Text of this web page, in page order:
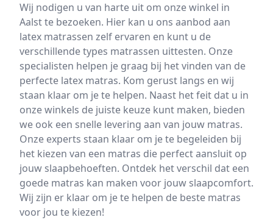
Wij nodigen u van harte uit om onze winkel in
Aalst te bezoeken. Hier kan u ons aanbod aan
latex matrassen zelf ervaren en kunt u de
verschillende types matrassen uittesten. Onze
specialisten helpen je graag bij het vinden van de
perfecte latex matras. Kom gerust langs en wij
staan klaar om je te helpen. Naast het feit dat u in
onze winkels de juiste keuze kunt maken, bieden
we ook een snelle levering aan van jouw matras.
Onze experts staan klaar om je te begeleiden bij
het kiezen van een matras die perfect aansluit op
jouw slaapbehoeften. Ontdek het verschil dat een
goede matras kan maken voor jouw slaapcomfort.
Wij zijn er klaar om je te helpen de beste matras
voor jou te kiezen!